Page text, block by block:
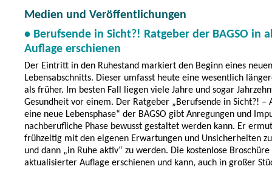
Medien und Veröffentlichungen
• Berufsende in Sicht?! Ratgeber der BAGSO in
Auflage erschienen
Der Eintritt in den Ruhestand markiert den Beginn eines neuen
Lebensabschnitts. Dieser umfasst heute eine wesentlich
als früher. Im besten Fall liegen viele Jahre und sogar
Gesundheit vor einem. Der Ratgeber „Berufsende in Sicht?! –
eine neue Lebensphase“ der BAGSO gibt Anregungen und
nachberufliche Phase bewusst gestaltet werden kann. Er
frühzeitig mit den eigenen Erwartungen und Unsicherheiten
und dann „in Ruhe aktiv“ zu werden. Die kostenlose
aktualisierter Auflage erschienen und kann, auch in großer